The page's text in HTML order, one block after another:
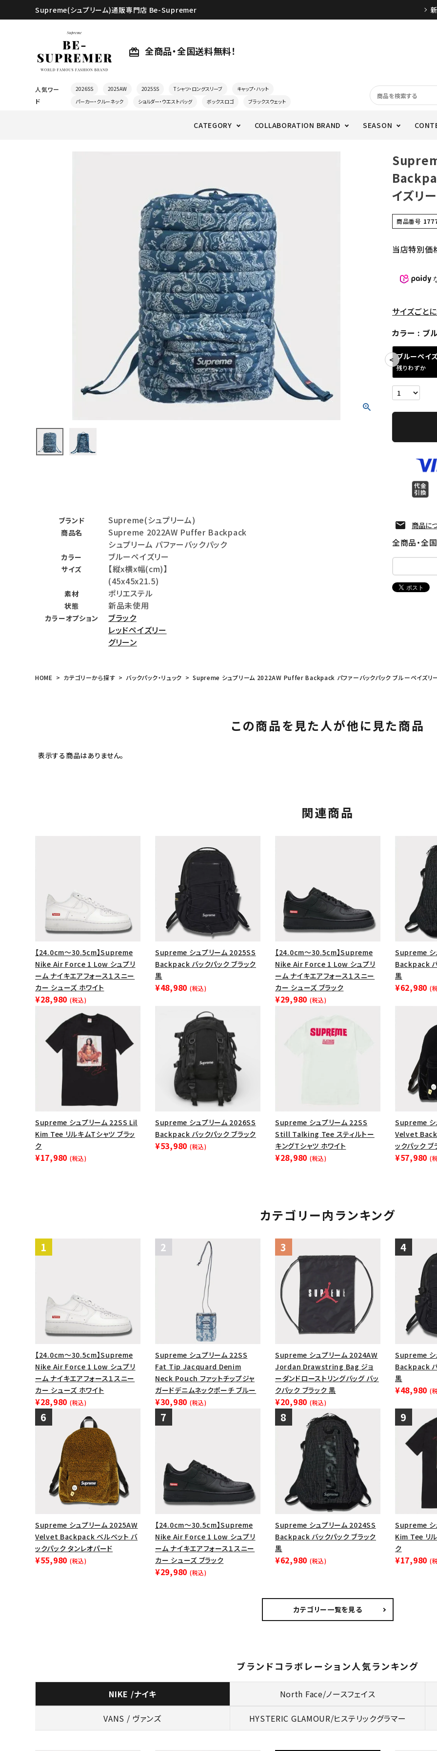
Supreme(シュプリーム)通販専門店 Be-Supremer
card_giftcard 全商品・全国送料無料！
人気ワー
ド
2026SS 2025AW 2025SS Tシャツ・ロングスリーブ
キャップ・ハット
パーカー・クルーネック
ショルダー・ウエストバッグ ボックスロゴ ブラックスウェット
CATEGORY COLLABORATION BRAND SEASON
キーワードから探す
search
カテゴリーから探す コラボレーション
シーズンから探す 価格から探す
2025AW
パーカー・クルーネック
ショ
ボックスロゴ
ブラックスウェッ
在庫のない商品を表示する
ニット帽・ビーニー
バックパック・リュック
COLLABORATION BRAND
ブランド Supreme(シュプリーム)
商品名
Supreme 2022AW Puffer Backpack
シュプリーム パファーバックパック
カラー ブルーペイズリー
サイズ
【縦x横x幅(cm)】
(45x45x21.5)
素材 ポリエステル
状態 新品未使用
カラーオプション
ブラック
レッドペイズリー
グリーン
イズリー
商品番号
当店特別価
サイズごと
カラー
ブ
ブルーペイ
残りわずか
商品に
全商品・全
HOME カテゴリーから探す バックパック・リュック Supreme シュプリーム 2022AW Puffer Backpack パファーバックパック ブルーペイズリ
この商品を見た人が他に見た商品
表示する商品はありません。
関連商品
【24.0cm～30.5cm】Supreme
Nike Air Force 1 Low シュプリ
ーム ナイキエアフォース１スニー
カー シューズ ホワイト
¥28,980 (税込)
Supreme シュプリーム 2025SS
Backpack バックパック ブラック
黒
¥48,980 (税込)
【24.0cm～30.5cm】Supreme
Nike Air Force 1 Low シュプリ
ーム ナイキエアフォース１スニー
カー シューズ ブラック
¥29,980 (税込)
Supreme シ
Backpack バ
黒
¥62,980 (
Supreme シュプリーム 22SS Lil
Kim Tee リルキムTシャツ ブラッ
ク
¥17,980 (税込)
Supreme シュプリーム 2026SS
Backpack バックパック ブラック
¥53,980 (税込)
Supreme シュプリーム 22SS
Still Talking Tee スティルトー
キングTシャツ ホワイト
¥28,980 (税込)
Supreme シ
Velvet
ックパック ブ
¥57,980 (
カテゴリー内ランキング
【24.0cm～30.5cm】Supreme
Nike Air Force 1 Low シュプリ
ーム ナイキエアフォース１スニー
カー シューズ ホワイト
¥28,980 (税込)
Supreme シュプリーム 22SS
Fat Tip Jacquard Denim
Neck Pouch ファットチップジャ
ガードデニムネックポーチ ブルー
¥30,980 (税込)
Supreme シュプリーム 2024AW
Jordan Drawstring Bag ジョ
ーダンドローストリングバッグ バッ
クパック ブラック 黒
¥20,980 (税込)
Supreme シ
Backpack バ
黒
¥48,980 (
Supreme シュプリーム 2025AW
Velvet Backpack ベルベット バ
ックパック タンレオパード
¥55,980 (税込)
【24.0cm～30.5cm】Supreme
Nike Air Force 1 Low シュプリ
ーム ナイキエアフォース１スニー
カー シューズ ブラック
¥29,980 (税込)
Supreme シュプリーム 2024SS
Backpack バックパック ブラック
黒
¥62,980 (税込)
Supreme シ
Kim Tee リ
ク
¥17,980 (
カテゴリー一覧を見る
ブランドコラボレーション人気ランキング
NIKE /ナイキ North Face/ノースフェイス
VANS / ヴァンズ HYSTERIC GLAMOUR/ヒステリックグラマー